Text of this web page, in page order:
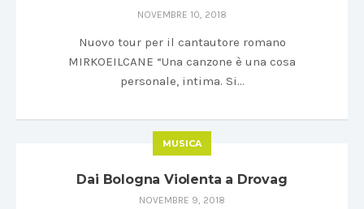
NOVEMBRE 10, 2018
Nuovo tour per il cantautore romano
MIRKOEILCANE “Una canzone è una cosa
personale, intima. Si…
MUSICA
Dai Bologna Violenta a Drovag
NOVEMBRE 9, 2018